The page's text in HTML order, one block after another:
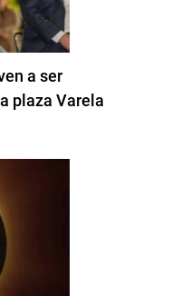
a ser
plaza Varela